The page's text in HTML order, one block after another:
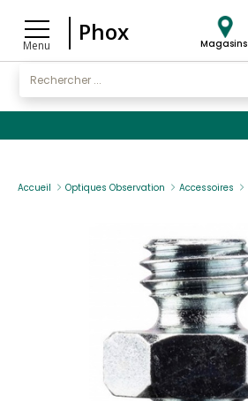
Menu
Phox Magasins
Accueil Optiques Observation Accessoires